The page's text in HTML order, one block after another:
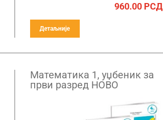
960.00РСД
Детаљније
Математика 1, уџбеник за
први разред НОВО